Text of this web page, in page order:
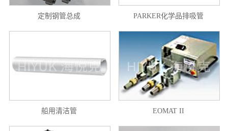
定制钢管总成 PARKER化学品排吸管
船用清洁管 EOMAT II